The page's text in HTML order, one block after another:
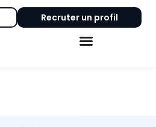
Recruter un profil